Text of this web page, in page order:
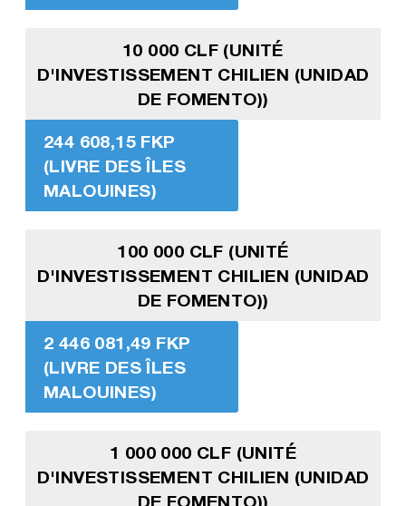
10 000 CLF (UNITÉ
D'INVESTISSEMENT CHILIEN (UNIDAD
DE FOMENTO))
244 608,15 FKP
(LIVRE DES ÎLES
MALOUINES)
100 000 CLF (UNITÉ
D'INVESTISSEMENT CHILIEN (UNIDAD
DE FOMENTO))
2 446 081,49 FKP
(LIVRE DES ÎLES
MALOUINES)
1 000 000 CLF (UNITÉ
D'INVESTISSEMENT CHILIEN (UNIDAD
DE FOMENTO))